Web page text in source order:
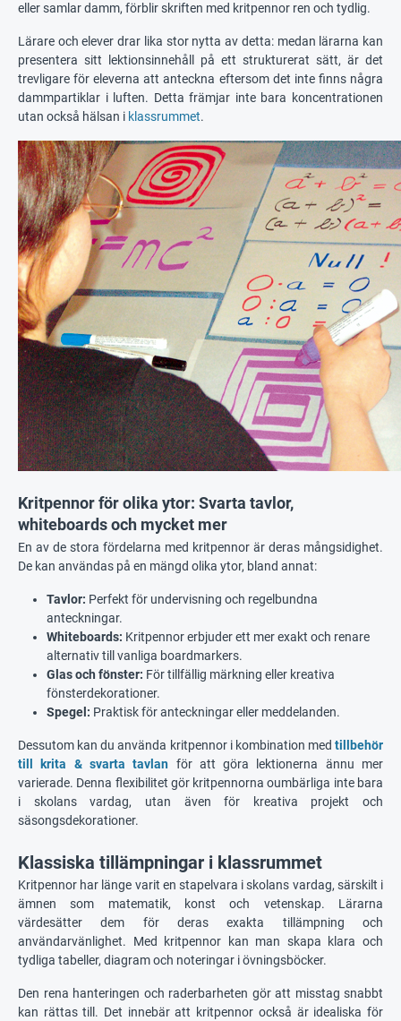
eller samlar damm, förblir skriften med kritpennor ren och tydlig.
Lärare och elever drar lika stor nytta av detta: medan lärarna kan
presentera sitt lektionsinnehåll på ett strukturerat sätt, är det
trevligare för eleverna att anteckna eftersom det inte finns några
dammpartiklar i luften. Detta främjar inte bara koncentrationen
utan också hälsan i klassrummet.
Kritpennor för olika ytor: Svarta tavlor,
whiteboards och mycket mer
En av de stora fördelarna med kritpennor är deras mångsidighet.
De kan användas på en mängd olika ytor, bland annat:
Tavlor: Perfekt för undervisning och regelbundna
anteckningar.
Whiteboards: Kritpennor erbjuder ett mer exakt och renare
alternativ till vanliga boardmarkers.
Glas och fönster: För tillfällig märkning eller kreativa
fönsterdekorationer.
Spegel: Praktisk för anteckningar eller meddelanden.
Dessutom kan du använda kritpennor i kombination med tillbehör
till krita & svarta tavlan för att göra lektionerna ännu mer
varierade. Denna flexibilitet gör kritpennorna oumbärliga inte bara
i skolans vardag, utan även för kreativa projekt och
säsongsdekorationer.
Klassiska tillämpningar i klassrummet
Kritpennor har länge varit en stapelvara i skolans vardag, särskilt i
ämnen som matematik, konst och vetenskap. Lärarna
värdesätter dem för deras exakta tillämpning och
användarvänlighet. Med kritpennor kan man skapa klara och
tydliga tabeller, diagram och noteringar i övningsböcker.
Den rena hanteringen och raderbarheten gör att misstag snabbt
kan rättas till. Det innebär att kritpennor också är idealiska för